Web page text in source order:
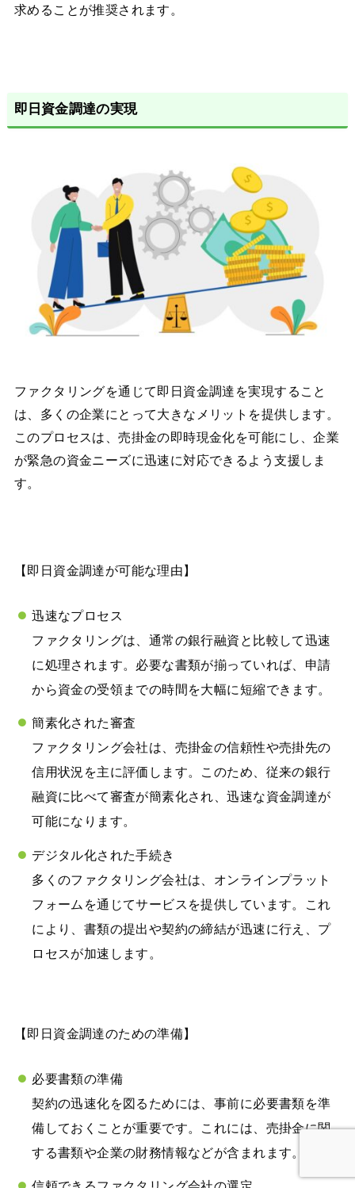
求めることが推奨されます。
即日資金調達の実現
ファクタリングを通じて即日資金調達を実現すること
は、多くの企業にとって大きなメリットを提供します。
このプロセスは、売掛金の即時現金化を可能にし、企業
が緊急の資金ニーズに迅速に対応できるよう支援しま
す。
【即日資金調達が可能な理由】
迅速なプロセス
ファクタリングは、通常の銀行融資と比較して迅速
に処理されます。必要な書類が揃っていれば、申請
から資金の受領までの時間を大幅に短縮できます。
簡素化された審査
ファクタリング会社は、売掛金の信頼性や売掛先の
信用状況を主に評価します。このため、従来の銀行
融資に比べて審査が簡素化され、迅速な資金調達が
可能になります。
デジタル化された手続き
多くのファクタリング会社は、オンラインプラット
フォームを通じてサービスを提供しています。これ
により、書類の提出や契約の締結が迅速に行え、プ
ロセスが加速します。
【即日資金調達のための準備】
必要書類の準備
契約の迅速化を図るためには、事前に必要書類を準
備しておくことが重要です。これには、売掛金に関
する書類や企業の財務情報などが含まれます。